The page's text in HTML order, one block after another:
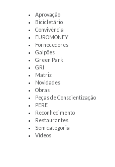
Aprovação
Bicicletário
Convivência
EUROMONEY
Fornecedores
Galpões
Green Park
GRI
Matriz
Novidades
Obras
Peças de Conscientização
PERE
Reconhecimento
Restaurantes
Sem categoria
Vídeos